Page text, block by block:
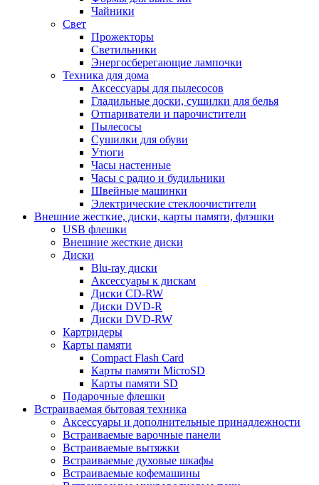
Чайники
Свет
Прожекторы
Светильники
Энергосберегающие лампочки
Техника для дома
Аксессуары для пылесосов
Гладильные доски, сушилки для белья
Отпариватели и парочистители
Пылесосы
Сушилки для обуви
Утюги
Часы настенные
Часы с радио и будильники
Швейные машинки
Электрические стеклоочистители
Внешние жесткие, диски, карты памяти, флэшки
USB флешки
Внешние жесткие диски
Диски
Blu-ray диски
Аксессуары к дискам
Диски CD-RW
Диски DVD-R
Диски DVD-RW
Картридеры
Карты памяти
Compact Flash Card
Карты памяти MicroSD
Карты памяти SD
Подарочные флешки
Встраиваемая бытовая техника
Аксессуары и дополнительные принадлежности
Встраиваемые варочные панели
Встраиваемые вытяжки
Встраиваемые духовые шкафы
Встраиваемые кофемашины